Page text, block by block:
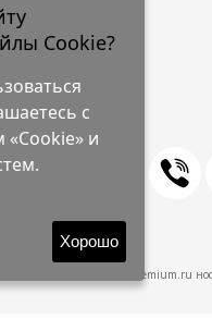
Premium
Shaik-Premium.ru
Cookie?
с
«Cookie» и
Хорошо